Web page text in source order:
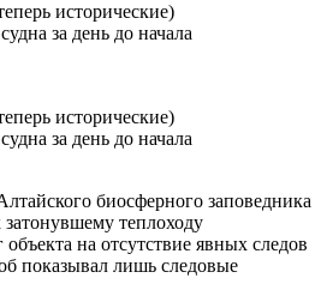
исторические)
за день до начала
исторические)
за день до начала
биосферного заповедника
теплоходу
на отсутствие явных следов
показывал лишь следовые